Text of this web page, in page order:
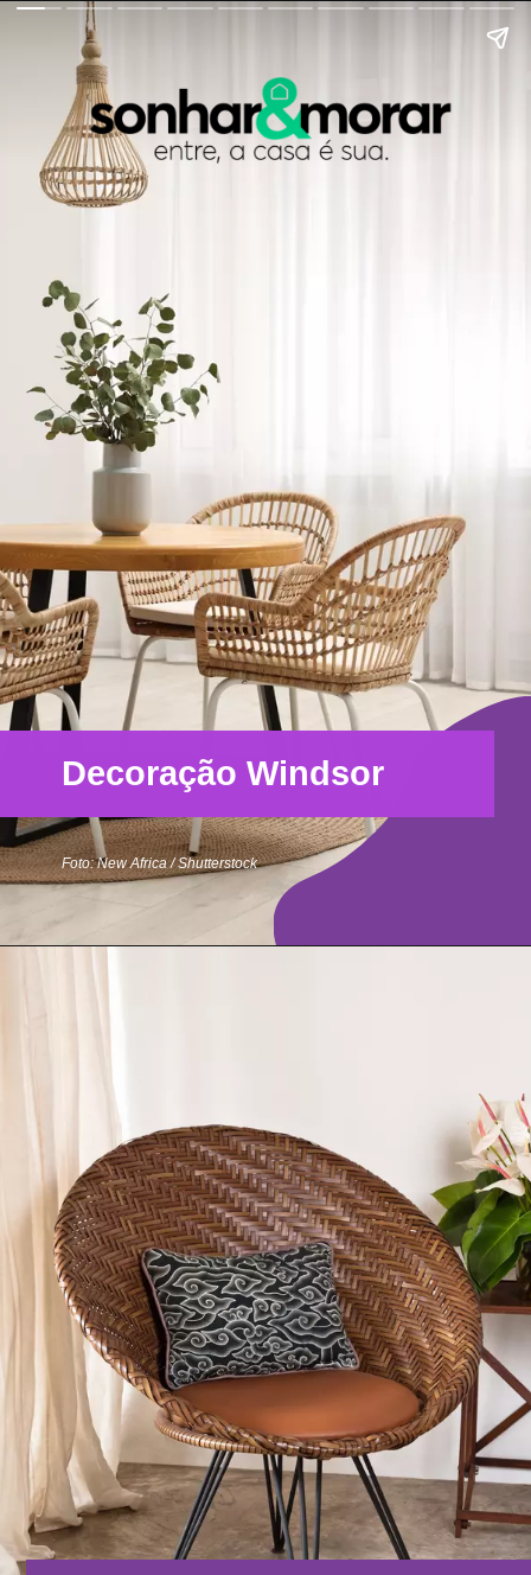
Decoração Windsor
Foto: New Africa / Shutterstock